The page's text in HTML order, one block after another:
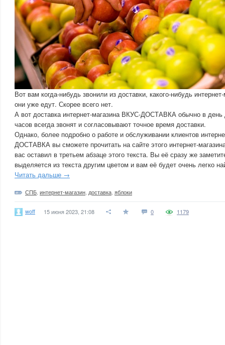
Вот вам когда-нибудь звонили из доставки, какого-нибудь
они уже едут. Скорее всего нет.
А вот доставка интернет-магазина ВКУС-ДОСТАВКА обычно в день
часов всегда звонят и согласовывают точное время доставки.
Однако, более подробно о работе и обслуживании клиентов
ДОСТАВКА вы сможете прочитать на сайте этого интернет-
вас оставил в третьем абзаце этого текста. Вы её сразу же
выделяется из текста другим цветом и вам её будет очень легко
Читать дальше →
СПБ интернет-магазин доставка яблоки
woff 15 июня 2023, 21:08 0 1179